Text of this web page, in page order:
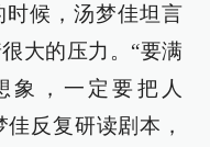
候，汤梦佳坦言
大的压力。“要满
象，一定要把人
佳反复研读剧本，